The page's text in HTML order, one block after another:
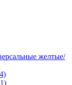
желтые/